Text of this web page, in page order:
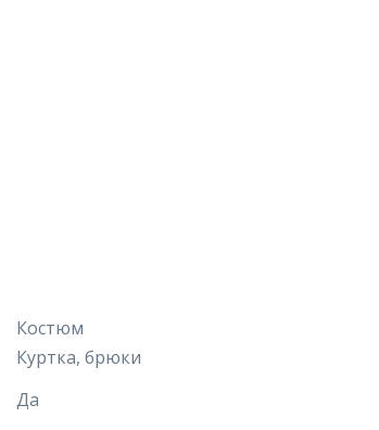
Костюм
Куртка, брюки
Да